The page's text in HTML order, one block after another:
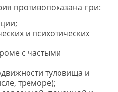
противопоказана при:
и психотических
с частыми
туловища и
треморе);